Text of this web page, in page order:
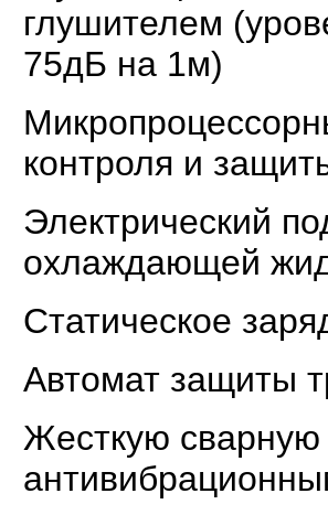
глушителем
75дБ на 1м)
контроля и
Электрический
охлаждающей
Статическое
Автомат защиты
Жесткую